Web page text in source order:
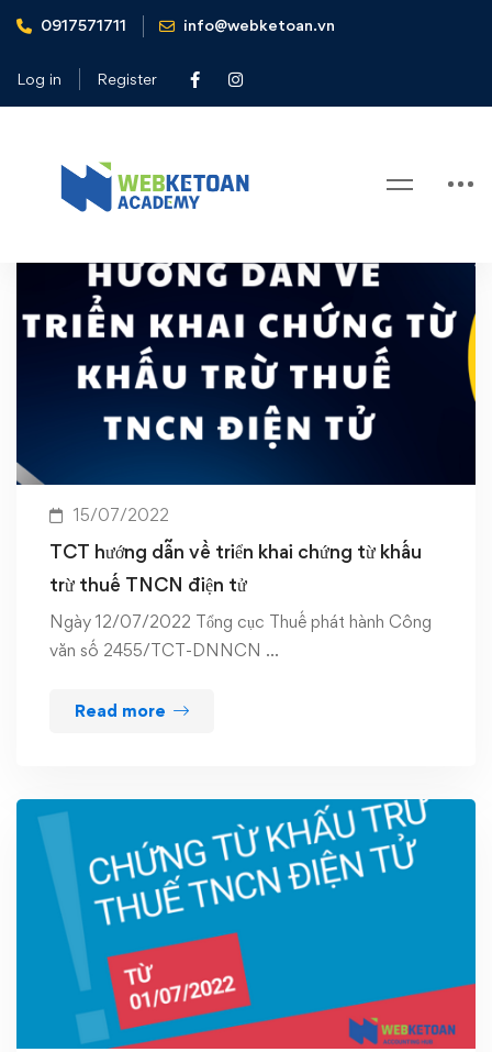
0917571711 info@webketoan.vn
Log in Register
Home chứng từ khấu trừ thuế TNCN
Tag: chứng từ khấu trừ thuế TNCN
15/07/2022
TCT hướng dẫn về triển khai chứng từ khấu
trừ thuế TNCN điện tử
Ngày 12/07/2022 Tổng cục Thuế phát hành Công
văn số 2455/TCT-DNNCN …
Read more